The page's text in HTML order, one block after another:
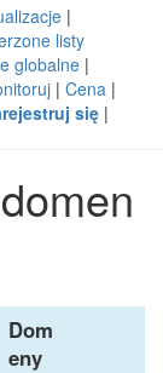
|
listy
globalne |
| Cena |
się |
Dom
eny